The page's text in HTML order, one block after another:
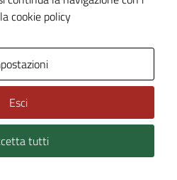
cookie policy
Esci
tutti